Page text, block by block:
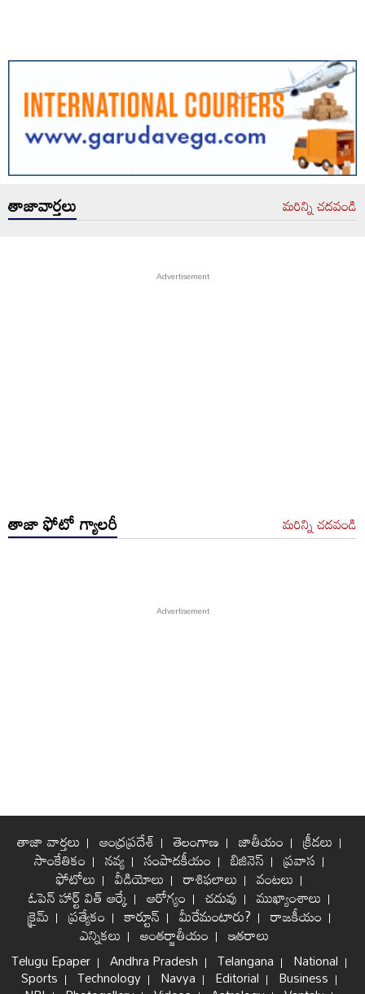
తాజావార్తలు మరిన్ని చదవండి
తాజా ఫోటో గ్యాలరీ మరిన్ని చదవండి
తాజా వార్తలు ఆంధ్రప్రదేశ్ తెలంగాణ జాతీయం క్రీడలు
సాంకేతికం నవ్య సంపాదకీయం బిజినెస్ ప్రవాస
ఫోటోలు వీడియోలు రాశిఫలాలు వంటలు
ఓపెన్ హార్ట్ విత్ ఆర్కే ఆరోగ్యం చదువు ముఖ్యాంశాలు
క్రైమ్ ప్రత్యేకం కార్టూన్ మీరేమంటారు? రాజకీయం
ఎన్నికలు అంతర్జాతీయం ఇతరాలు
Telugu Epaper Andhra Pradesh Telangana National
Sports Technology Navya Editorial Business